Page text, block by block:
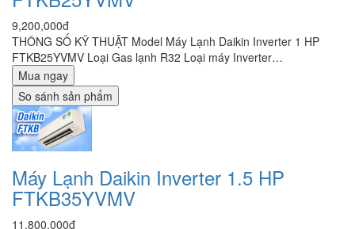
9,200,000đ
THÔNG SỐ KỸ THUẬT Model Máy Lạnh Daikin Inverter 1 HP
FTKB25YVMV Loại Gas lạnh R32 Loại máy Inverter…
Mua ngay
So sánh sản phẩm
Máy Lạnh Daikin Inverter 1.5 HP
FTKB35YVMV
11,800,000đ